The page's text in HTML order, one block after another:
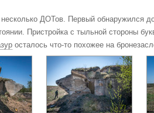
ДОТов. Первый обнаружился
Пристройка с тыльной стороны
осталось что-то похожее на